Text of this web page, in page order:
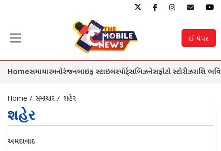
content
ઈ પેપર
Primary
Homeસમાચારમનોરંજનલાઇફ સ્ટાઇલસ્પોર્ટ્સબિઝનેસફોટો સ્ટોરીઝરાશિ
Home સમાચાર શહેર
શહેર
અમદાવાદ